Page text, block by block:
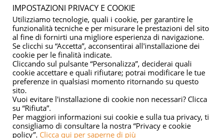
Copyright © 2026 - Ente Bilaterale del Turismo Puglia - C.F.
IMPOSTAZIONI PRIVACY E COOKIE
Utilizziamo tecnologie, quali i cookie, per garantire le
funzionalità tecniche e per misurare le prestazioni del sito
al fine di fornirti una migliore esperienza di navigazione.
Se clicchi su “Accetta”, acconsentirai all'installazione dei
cookie per le finalità indicate.
Cliccando sul pulsante “Personalizza”, deciderai quali
cookie accettare e quali rifiutare; potrai modificare le tue
preferenze in qualsiasi momento ritornando su questo
sito.
Vuoi evitare l'installazione di cookie non necessari? Clicca
su “Rifiuta”.
Per maggiori informazioni sui cookie e sulla tua privacy, ti
consigliamo di consultare la nostra “Privacy e cookie
policy”. Clicca qui per saperne di più